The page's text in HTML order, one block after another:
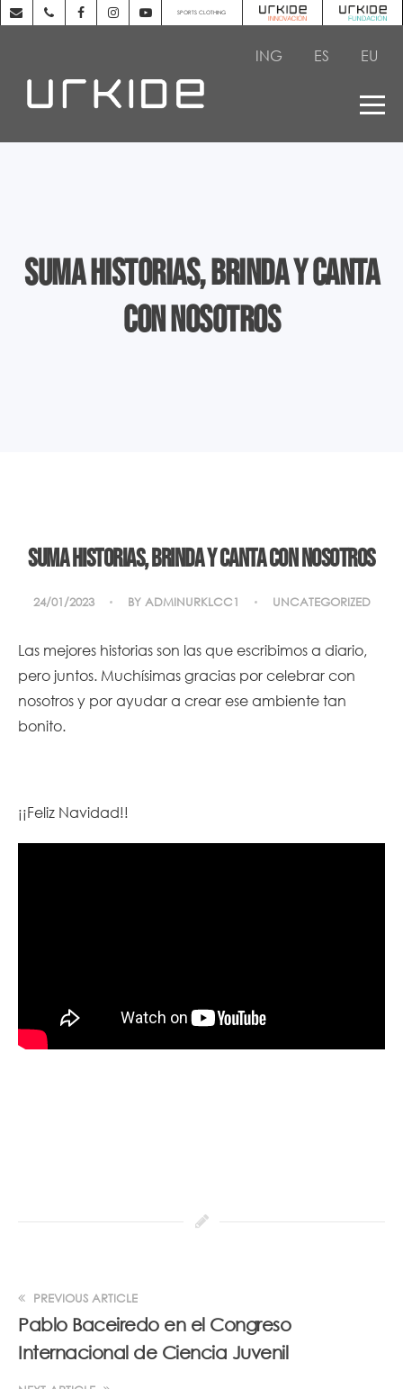
SPORTS CLOTHING
ING ES EU
Suma historias, brinda y canta
con nosotros
Suma historias, brinda y canta con nosotros
24/01/2023 BY ADMINURKLCC1 UNCATEGORIZED
Las mejores historias son las que escribimos a diario,
pero juntos. Muchísimas gracias por celebrar con
nosotros y por ayudar a crear ese ambiente tan
bonito.
¡¡Feliz Navidad!!
PREVIOUS ARTICLE
Pablo Baceiredo en el Congreso
Internacional de Ciencia Juvenil